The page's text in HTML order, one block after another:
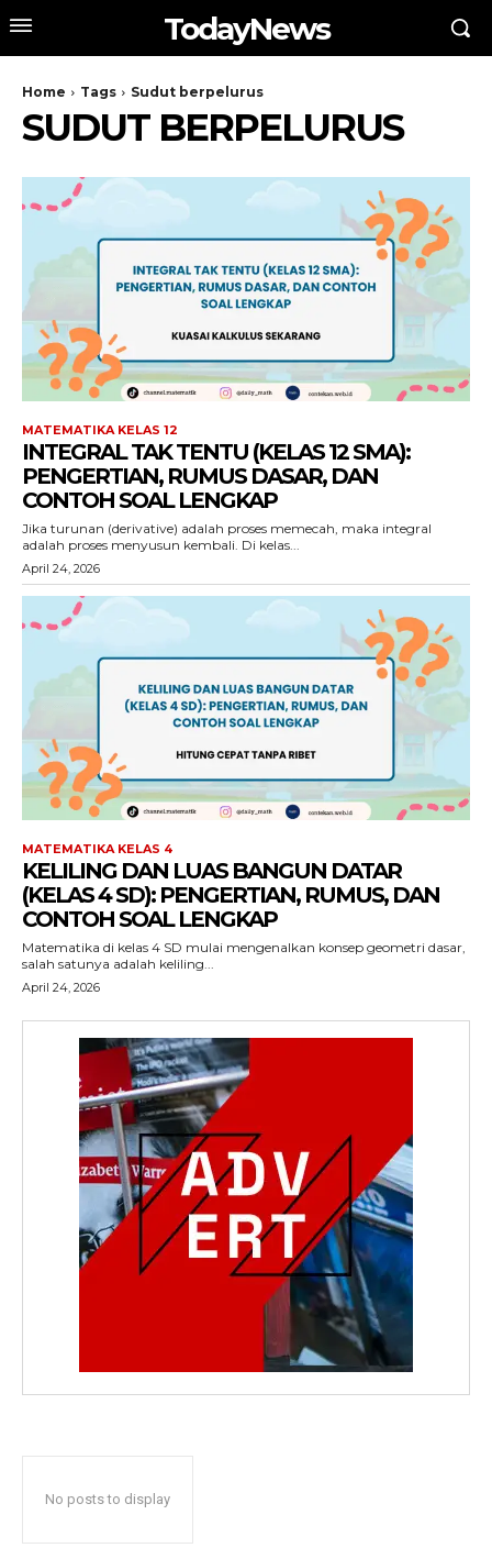
TodayNews
Home Tags Sudut berpelurus
SUDUT BERPELURUS
MATEMATIKA KELAS 12
INTEGRAL TAK TENTU (KELAS 12 SMA):
PENGERTIAN, RUMUS DASAR, DAN
CONTOH SOAL LENGKAP
Jika turunan (derivative) adalah proses memecah, maka integral
adalah proses menyusun kembali. Di kelas...
April 24, 2026
MATEMATIKA KELAS 4
KELILING DAN LUAS BANGUN DATAR
(KELAS 4 SD): PENGERTIAN, RUMUS, DAN
CONTOH SOAL LENGKAP
Matematika di kelas 4 SD mulai mengenalkan konsep geometri dasar,
salah satunya adalah keliling...
April 24, 2026
No posts to display